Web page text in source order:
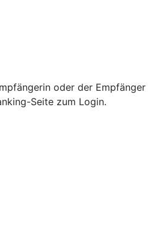
oder der Empfänger
Seite zum Login.